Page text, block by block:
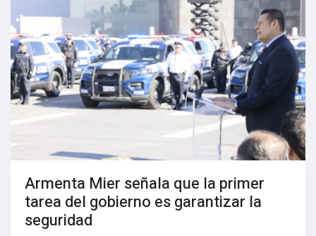
Armenta Mier señala que la primer
tarea del gobierno es garantizar la
seguridad